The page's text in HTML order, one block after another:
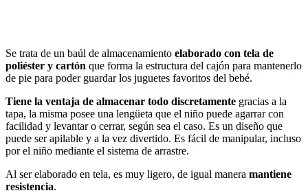
Se trata de un baúl de almacenamiento elaborado con tela de
poliéster y cartón que forma la estructura del cajón para mantenerlo
de pie para poder guardar los juguetes favoritos del bebé.
Tiene la ventaja de almacenar todo discretamente gracias a la
tapa, la misma posee una lengüeta que el niño puede agarrar con
facilidad y levantar o cerrar, según sea el caso. Es un diseño que
puede ser apilable y a la vez divertido. Es fácil de manipular, incluso
por el niño mediante el sistema de arrastre.
Al ser elaborado en tela, es muy ligero, de igual manera mantiene
resistencia.